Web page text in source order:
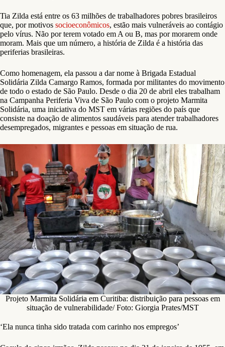
Tia Zilda está entre os 63 milhões de trabalhadores pobres brasileiros
que, por motivos socioeconômicos, estão mais vulneráveis ao contágio
pelo vírus. Não por terem votado em A ou B, mas por morarem onde
moram. Mais que um número, a história de Zilda é a história das
periferias brasileiras.
Como homenagem, ela passou a dar nome à Brigada Estadual
Solidária Zilda Camargo Ramos, formada por militantes do movimento
de todo o estado de São Paulo. Desde o dia 20 de abril eles trabalham
na Campanha Periferia Viva de São Paulo com o projeto Marmita
Solidária, uma iniciativa do MST em várias regiões do país que
consiste na doação de alimentos saudáveis para atender trabalhadores
desempregados, migrantes e pessoas em situação de rua.
Projeto Marmita Solidária em Curitiba: distribuição para pessoas em
situação de vulnerabilidade/ Foto: Giorgia Prates/MST
‘Ela nunca tinha sido tratada com carinho nos empregos’